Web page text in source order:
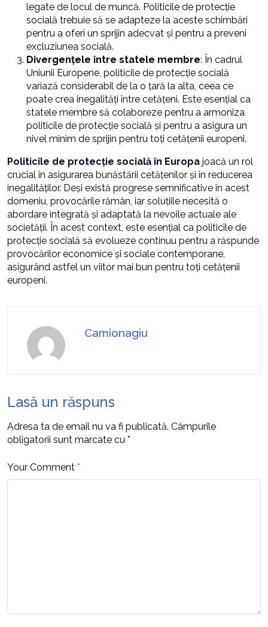
legate de locul de muncă. Politicile de protecție
socială trebuie să se adapteze la aceste schimbări
pentru a oferi un sprijin adecvat și pentru a preveni
excluziunea socială.
Divergențele între statele membre: În cadrul
Uniunii Europene, politicile de protecție socială
variază considerabil de la o țară la alta, ceea ce
poate crea inegalități între cetățeni. Este esențial ca
statele membre să colaboreze pentru a armoniza
politicile de protecție socială și pentru a asigura un
nivel minim de sprijin pentru toți cetățenii europeni.
Politicile de protecție socială în Europa joacă un rol
crucial în asigurarea bunăstării cetățenilor și în reducerea
inegalităților. Deși există progrese semnificative în acest
domeniu, provocările rămân, iar soluțiile necesită o
abordare integrată și adaptată la nevoile actuale ale
societății. În acest context, este esențial ca politicile de
protecție socială să evolueze continuu pentru a răspunde
provocărilor economice și sociale contemporane,
asigurând astfel un viitor mai bun pentru toți cetățenii
europeni.
Camionagiu
Lasă un răspuns
Adresa ta de email nu va fi publicată. Câmpurile
obligatorii sunt marcate cu *
Your Comment *